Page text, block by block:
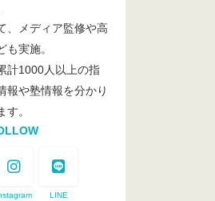
、メディア監修や高
も実施。
計1000人以上の指
報や塾情報を分かり
。
LINE